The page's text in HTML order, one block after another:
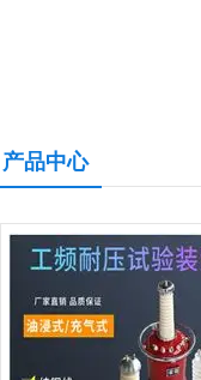
产品中心